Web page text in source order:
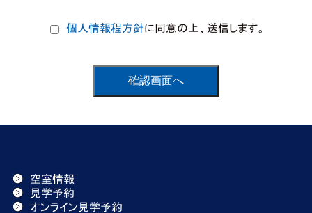
個人情報程方針に同意の上、送信します。
空室情報
見学予約
オンライン見学予約